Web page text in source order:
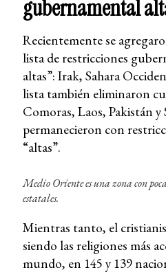
gubernamental
Recientemente se
lista de restricciones
altas”: Irak, Sahara
lista también eliminaron
Comoras, Laos, Pakistán
permanecieron con
“altas”.
Medio Oriente es una zona con
estatales.
Mientras tanto, el
siendo las religiones más
mundo, en 145 y 139